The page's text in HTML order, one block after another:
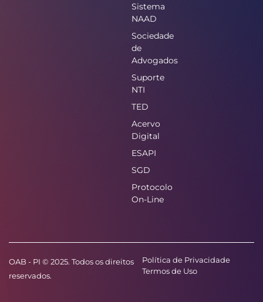
Sistema
NAAD
Sociedade
de
Advogados
Suporte
NTI
TED
Acervo
Digital
ESAPI
SGD
Protocolo
On-Line
OAB - PI © 2025. Todos os direitos
reservados.
Política de Privacidade
Termos de Uso